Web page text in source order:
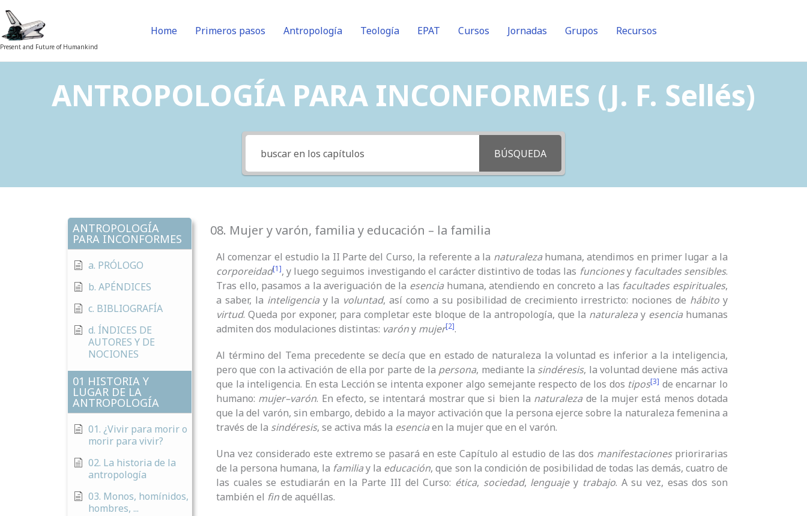
Skip
to
content
Present and Future of Humankind
Home Primeros pasos Antropología Teología EPAT Cursos Jornadas Grupos Recursos
ANTROPOLOGÍA PARA INCONFORMES (J. F. Sellés)
BÚSQUEDA
ANTROPOLOGÍA
PARA INCONFORMES
a. PRÓLOGO
b. APÉNDICES
c. BIBLIOGRAFÍA
d. ÍNDICES DE
AUTORES Y DE
NOCIONES
01 HISTORIA Y
LUGAR DE LA
ANTROPOLOGÍA
01. ¿Vivir para morir o
morir para vivir?
02. La historia de la
antropología
03. Monos, homínidos,
hombres, ...
08. Mujer y varón, familia y educación – la familia
Al comenzar el estudio la II Parte del Curso, la referente a la naturalezahumana, atendimos en primer lugar a la
corporeidad[1], y luego seguimos investigando el carácter distintivo de todas las funcionesy facultades sensibles.
Tras ello, pasamos a la averiguación de la esenciahumana, atendiendo en concreto a las facultades espirituales,
a saber, la inteligenciay la voluntad, así como a su posibilidad de crecimiento irrestricto: nociones de hábito y
virtud. Queda por exponer, para completar este bloque de la antropología, que la naturalezay esenciahumanas
admiten dos modulaciones distintas: varóny mujer[2].
Al término del Tema precedente se decía que en estado de naturaleza la voluntad es inferior a la inteligencia,
pero que con la activación de ella por parte de la persona, mediante la sindéresis, la voluntad deviene más activa
que la inteligencia. En esta Lección se intenta exponer algo semejante respecto de los dos tipos[3] de encarnar lo
humano: mujer–varón. En efecto, se intentará mostrar que si bien la naturalezade la mujer está menos dotada
que la del varón, sin embargo, debido a la mayor activación que la persona ejerce sobre la naturaleza femenina a
través de la sindéresis, se activa más la esenciaen la mujer que en el varón.
Una vez considerado este extremo se pasará en este Capítulo al estudio de las dos manifestacionespriorirarias
de la persona humana, la familiay la educación, que son la condición de posibilidad de todas las demás, cuatro de
las cuales se estudiarán en la Parte III del Curso: ética, sociedad, lenguajey trabajo. A su vez, esas dos son
también el finde aquéllas.